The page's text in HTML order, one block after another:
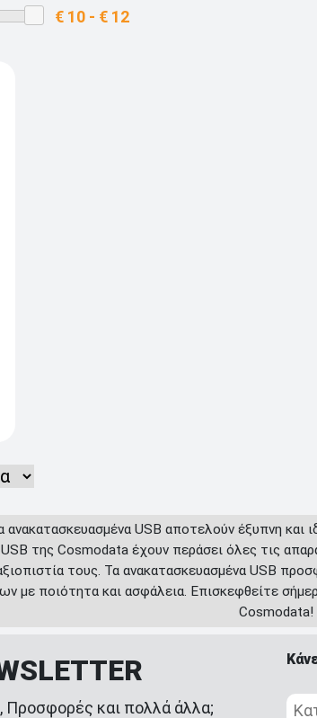
USB αποτελούν έξυπνη και
της Cosmodata έχουν περάσει όλες τις
τους. Τα ανακατασκευασμένα USB
με ποιότητα και ασφάλεια. Επισκεφθείτε
Cosmodata!
Προσφορές και πολλά άλλα;